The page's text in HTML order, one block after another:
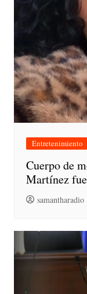
Entretenimiento
Cuerpo de
Martínez
samantharadio